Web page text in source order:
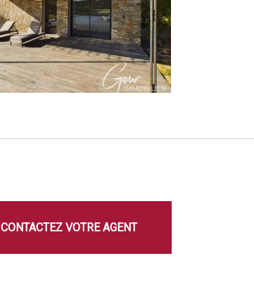
CONTACTEZ VOTRE AGENT